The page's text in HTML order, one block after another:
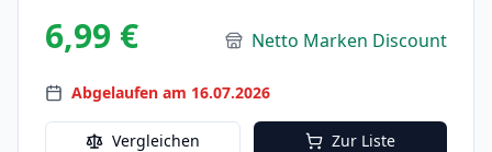
6,99 € Netto Marken Discount
Abgelaufen am 16.07.2026
Vergleichen Zur Liste